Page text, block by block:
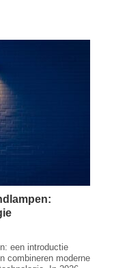
een introductie
combineren moderne